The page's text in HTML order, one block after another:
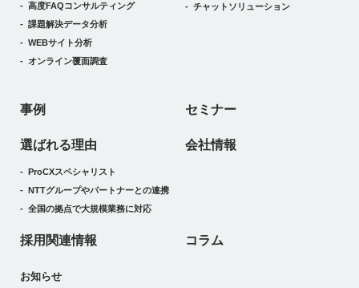
高度FAQコンサルティング
課題解決データ分析
WEBサイト分析
オンライン覆面調査
チャットソリューション
事例 セミナー
選ばれる理由
ProCXスペシャリスト
NTTグループやパートナーとの連携
全国の拠点で大規模業務に対応
会社情報
採用関連情報 コラム
お知らせ